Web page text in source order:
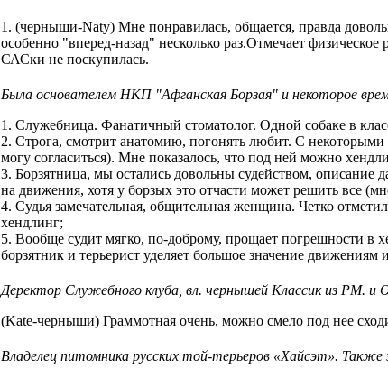
1. (черныши-Naty) Мне понравилась, общается, правда
особенно "вперед-назад" несколько раз.Отмечает
САСки не поскупилась.
Была основателем НКП "Афганская Борзая" и некоторое
1. Служебница. Фанатичный стоматолог. Одной собаке в
2. Строга, смотрит анатомию, погонять любит. С
могу согласиться). Мне показалось, что под ней можно
3. Борзятница, мы остались довольны судейством, описание
на движения, хотя у борзых это отчасти может решить все
4. Судья замечательная, общительная женщина. Четко
хендлинг;
5. Вообще судит мягко, по-доброму, прощает погрешности в
борзятник и терьерист уделяет большое значение движениям
Деректор Служебного клуба, вл. чернышей Классик из РМ. и
(Kate-черныши) Граммотная очень, можно смело под нее
Владелец питомника русских той-терьеров «Хайсэт».